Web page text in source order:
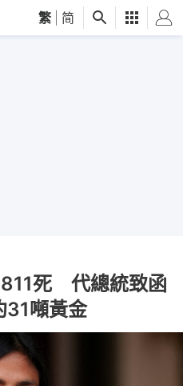
繁 简
死 代總統致函
31噸黃金